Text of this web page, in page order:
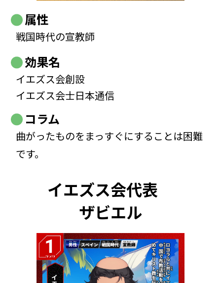
属性
戦国時代の宣教師
効果名
イエズス会創設
イエズス会士日本通信
コラム
曲がったものをまっすぐにすることは困難
です。
イエズス会代表
ザビエル